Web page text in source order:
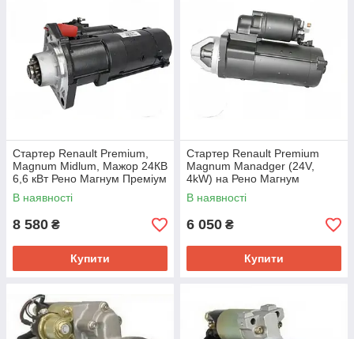
Стартер Renault Premium,
Magnum Midlum, Мажор 24КВ
6,6 кВт Рено Магнум Преміум
для вантажних автомобілів
В наявності
8 580 ₴
Купити
Стартер Renault Premium
Magnum Manadger (24V,
4kW) на Рено Магнум
Преміум на вантажівку для
автомобілів
В наявності
6 050 ₴
Купити